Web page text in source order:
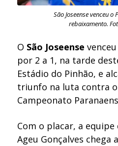
São Joseense venceu
rebaixamento.
O São Joseense
por 2 a 1, na tarde
Estádio do Pinhão, e
triunfo na luta contra
Campeonato
Com o placar, a
Ageu Gonçalves chega